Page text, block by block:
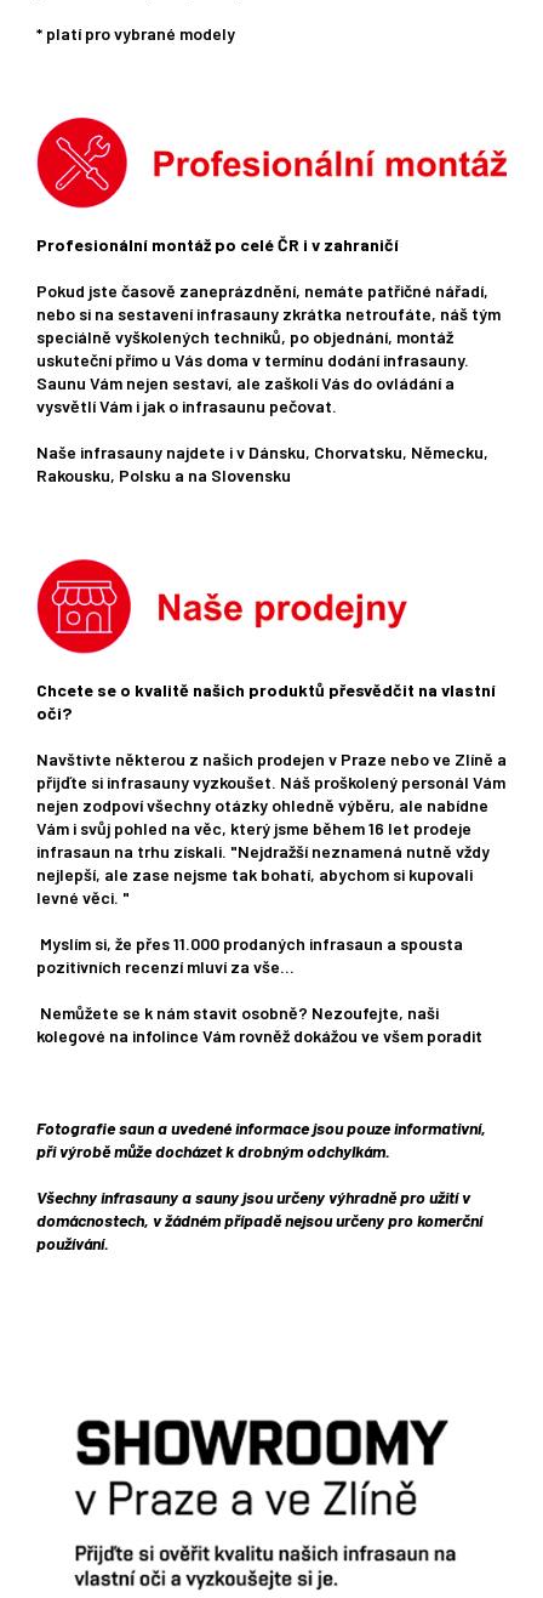
* platí pro vybrané modely
Profesionální montáž po celé ČR i v zahraničí
Pokud jste časově zaneprázdnění, nemáte patřičné nářadí,
nebo si na sestavení infrasauny zkrátka netroufáte, náš tým
speciálně vyškolených techniků, po objednání, montáž
uskuteční přímo u Vás doma v termínu dodání infrasauny.
Saunu Vám nejen sestaví, ale zaškolí Vás do ovládání a
vysvětlí Vám i jak o infrasaunu pečovat.
Naše infrasauny najdete i v Dánsku, Chorvatsku, Německu,
Rakousku, Polsku a na Slovensku
Chcete se o kvalitě našich produktů přesvědčit na vlastní
oči?
Navštivte některou z našich prodejen v Praze nebo ve Zlíně a
přijďte si infrasauny vyzkoušet. Náš proškolený personál Vám
nejen zodpoví všechny otázky ohledně výběru, ale nabídne
Vám i svůj pohled na věc, který jsme během 16 let prodeje
infrasaun na trhu získali. "Nejdražší neznamená nutně vždy
nejlepší, ale zase nejsme tak bohatí, abychom si kupovali
levné věci. "
Myslím si, že přes 11.000 prodaných infrasaun a spousta
pozitivních recenzí mluví za vše...
Nemůžete se k nám stavit osobně? Nezoufejte, naši
kolegové na infolince Vám rovněž dokážou ve všem poradit
Fotografie saun a uvedené informace jsou pouze informativní,
při výrobě může docházet k drobným odchylkám.
Všechny infrasauny a sauny jsou určeny výhradně pro užití v
domácnostech, v žádném případě nejsou určeny pro komerční
používání.